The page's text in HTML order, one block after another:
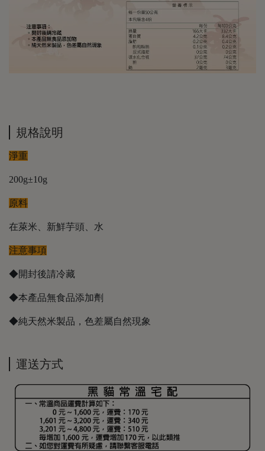
規格說明
淨重
200g±10g
原料
在萊米、新鮮芋頭、水
注意事項
◆開封後請冷藏
◆本產品無食品添加劑
◆純天然米製品，色差屬自然現象
運送方式